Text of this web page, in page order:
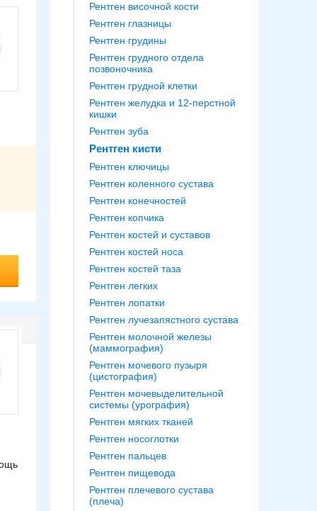
Рентген височной кости
Рентген глазницы
Рентген грудины
Рентген грудного отдела
позвоночника
Рентген грудной клетки
Рентген желудка и 12-перстной
кишки
Рентген зуба
Рентген кисти
Рентген ключицы
Рентген коленного сустава
Рентген конечностей
Рентген копчика
Рентген костей и суставов
Рентген костей носа
Рентген костей таза
Рентген легких
Рентген лопатки
Рентген лучезапястного сустава
Рентген молочной железы
(маммография)
Рентген мочевого пузыря
(цистография)
Рентген мочевыделительной
системы (урография)
Рентген мягких тканей
Рентген носоглотки
Рентген пальцев
Рентген пищевода
Рентген плечевого сустава
(плеча)